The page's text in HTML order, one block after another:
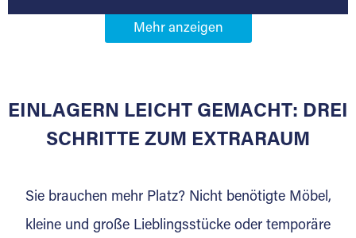
Werden Sie Extraraum Partner in
Sie bieten Kunden Lagerraum zur Miete, der
für die Einlagerung von Umzugsgut gebaut
Lagerkunden und Vermietungen.
Ihre Vorteile als Extraraum Partner:
EINLAGERN LEICHT GEMACHT: DREI
SCHRITTE ZUM EXTRARAUM
Sie brauchen mehr Platz? Nicht benötigte Möbel,
kleine und große Lieblingsstücke oder temporäre